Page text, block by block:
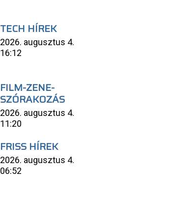
TECH HÍREK
2026. augusztus 4.
16:12
FILM-ZENE-
SZÓRAKOZÁS
2026. augusztus 4.
11:20
FRISS HÍREK
2026. augusztus 4.
06:52